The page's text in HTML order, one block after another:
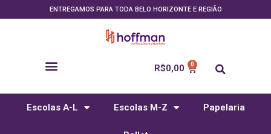
ENTREGAMOS PARA TODA BELO HORIZONTE E REGIÃO
R$0,00
Escolas A-L Escolas M-Z Papelaria